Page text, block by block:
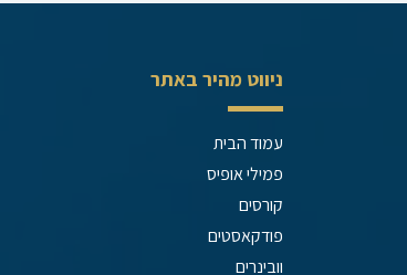
ניווט מהיר באתר
עמוד הבית
פמילי אופיס
קורסים
פודקאסטים
וובינרים